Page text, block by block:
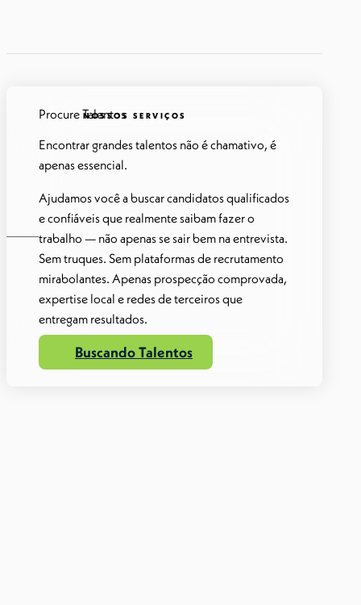
NOSSOS SERVIÇOS
Procure Talentos
Encontrar grandes talentos não é chamativo, é
apenas essencial.
Ajudamos você a buscar candidatos qualificados
e confiáveis que realmente saibam fazer o
trabalho — não apenas se sair bem na entrevista.
Sem truques. Sem plataformas de recrutamento
mirabolantes. Apenas prospecção comprovada,
expertise local e redes de terceiros que
entregam resultados.
Buscando Talentos